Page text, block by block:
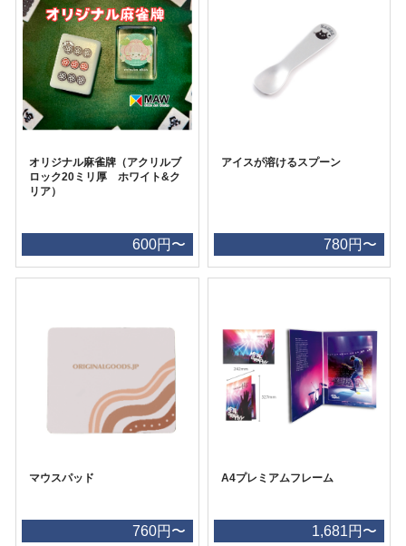
オリジナル麻雀牌（アクリルブ
ロック20ミリ厚 ホワイト&ク
リア）
600円〜
アイスが溶けるスプーン
780円〜
マウスパッド
760円〜
A4プレミアムフレーム
1,681円〜